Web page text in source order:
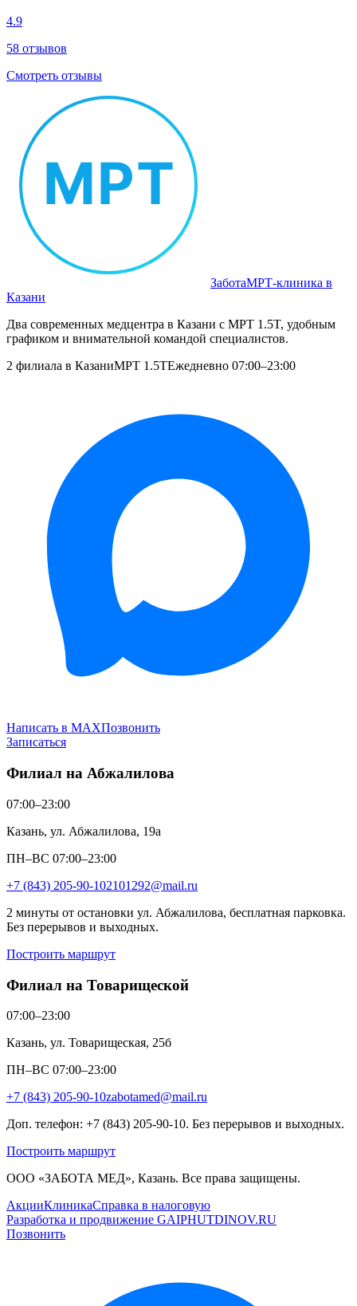
4.9
58 отзывов
Смотреть отзывы
ЗаботаМРТ‑клиника в
Казани
Два современных медцентра в Казани с МРТ 1.5T, удобным
графиком и внимательной командой специалистов.
2 филиала в КазаниМРТ 1.5TЕжедневно 07:00–23:00
Написать в MAXПозвонить
Записаться
Филиал на Абжалилова
07:00–23:00
Казань, ул. Абжалилова, 19а
ПН–ВС 07:00–23:00
+7 (843) 205-90-102101292@mail.ru
2 минуты от остановки ул. Абжалилова, бесплатная парковка.
Без перерывов и выходных.
Построить маршрут
Филиал на Товарищеской
07:00–23:00
Казань, ул. Товарищеская, 25б
ПН–ВС 07:00–23:00
+7 (843) 205-90-10zabotamed@mail.ru
Доп. телефон: +7 (843) 205-90-10. Без перерывов и выходных.
Построить маршрут
ООО «ЗАБОТА МЕД», Казань. Все права защищены.
АкцииКлиникаСправка в налоговую
Разработка и продвижение GAIPHUTDINOV.RU
Позвонить